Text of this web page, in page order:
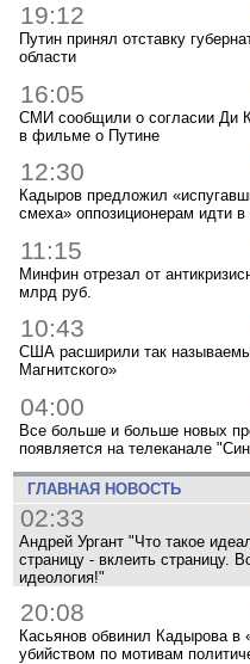
19:12
Путин принял отставку
области
16:05
СМИ сообщили о согласии Ди
в фильме о Путине
12:30
Кадыров предложил
смеха» оппозиционерам идти в
11:15
Минфин отрезал от
млрд руб.
10:43
США расширили так
Магнитского»
04:00
Все больше и больше новых
появляется на телеканале
ГЛАВНАЯ НОВОСТЬ
02:33
Андрей Ургант "Что такое
страницу - вклеить страницу.
идеология!"
20:08
Касьянов обвинил Кадырова в
убийством по мотивам